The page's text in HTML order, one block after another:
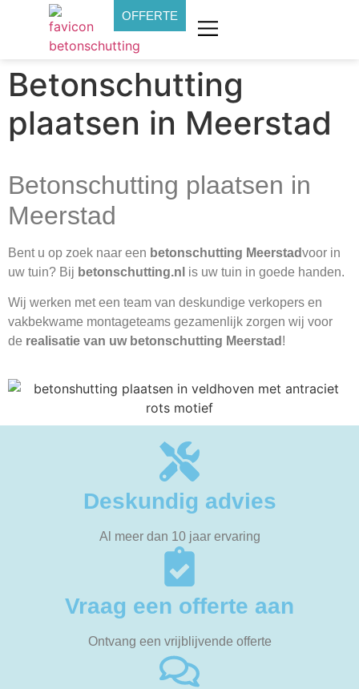
OFFERTE
Betonschutting
plaatsen in Meerstad
Betonschutting plaatsen in
Meerstad
Bent u op zoek naar een betonschutting Meerstadvoor in
uw tuin? Bij betonschutting.nl is uw tuin in goede handen.
Wij werken met een team van deskundige verkopers en
vakbekwame montageteams gezamenlijk zorgen wij voor
de realisatie van uw betonschutting Meerstad !
Deskundig advies
Al meer dan 10 jaar ervaring
Vraag een offerte aan
Ontvang een vrijblijvende offerte